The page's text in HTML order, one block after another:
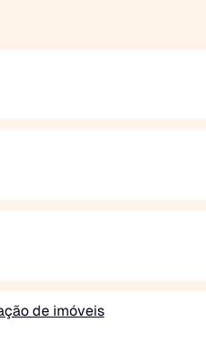
de imóveis